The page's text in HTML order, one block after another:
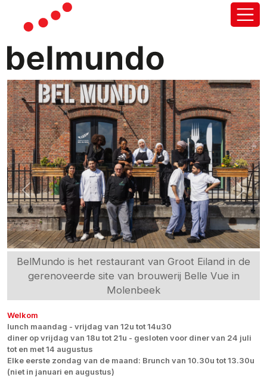
BelMundo is het restaurant van Groot Eiland in de
gerenoveerde site van brouwerij Belle Vue in
Molenbeek
Previous Next
Welkom
lunch maandag - vrijdag van 12u tot 14u30
diner op vrijdag van 18u tot 21u - gesloten voor diner van 24 juli
tot en met 14 augustus
Elke eerste zondag van de maand: Brunch van 10.30u tot 13.30u
(niet in januari en augustus)